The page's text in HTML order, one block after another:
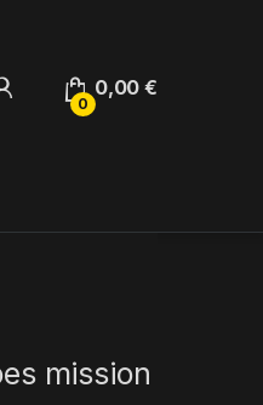
0
0,00€
mission